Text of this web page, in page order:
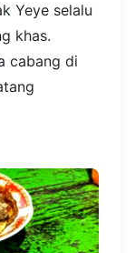
Yeye selalu
khas.
cabang di